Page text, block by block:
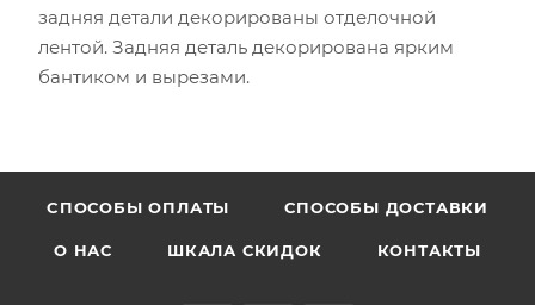
задняя детали декорированы отделочной
лентой. Задняя деталь декорирована ярким
бантиком и вырезами.
CПОСОБЫ ОПЛАТЫ СПОСОБЫ ДОСТАВКИ
О НАС ШКАЛА СКИДОК КОНТАКТЫ